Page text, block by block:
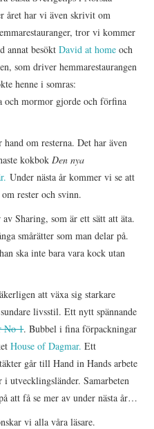
året har vi även skrivit om
tror vi kommer
annat besöktDavid at homeoch
som driver hemmarestaurangen
henne i somras:
och mormor gjorde och förfina
om resterna. Det har även
kokbok Den nya
Under nästa år kommer vi se att
rester och svinn.
Sharing, som är ett sätt att äta.
smårätter som man delar på.
ska inte bara vara kock utan
att växa sig starkare
livsstil. Ett nytt spännande
No 1. Bubbel i fina förpackningar
House of Dagmar. Ett
går till Hand in Hands arbete
utvecklingsländer. Samarbeten
att få se mer av under nästa år…
vi alla våra läsare.